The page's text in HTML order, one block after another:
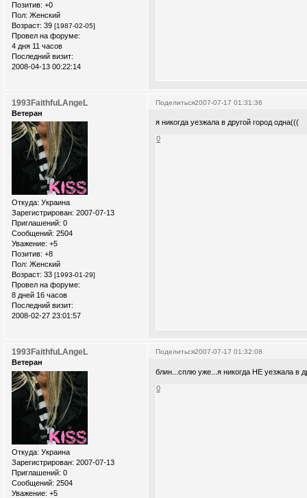
Позитив: +0
Пол: Женский
Возраст: 39 [1987-02-05]
Провел на форуме:
4 дня 11 часов
Последний визит:
2008-04-13 00:22:14
Поделиться2007-07-17 01:31:36
1993FaithfuLAngeL
Ветеран
Откуда: Украина
Зарегистрирован: 2007-07-13
Приглашений: 0
Сообщений: 2504
Уважение: +5
Позитив: +8
Пол: Женский
Возраст: 33 [1993-01-29]
Провел на форуме:
8 дней 16 часов
Последний визит:
2008-02-27 23:01:57
я никогда уезжала в другой город одна(((
0
Поделиться2007-07-17 01:32:08
1993FaithfuLAngeL
Ветеран
Откуда: Украина
Зарегистрирован: 2007-07-13
Приглашений: 0
Сообщений: 2504
Уважение: +5
блин...сплю уже...я никогда НЕ уезжала в
0